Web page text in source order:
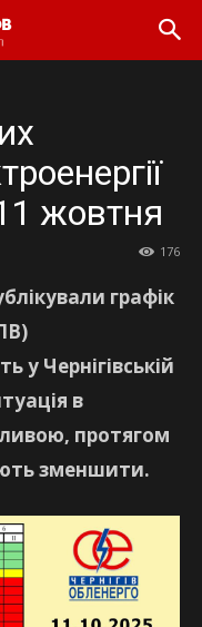
жовтня
176
графік
у Чернігівській
в
протягом
зменшити.